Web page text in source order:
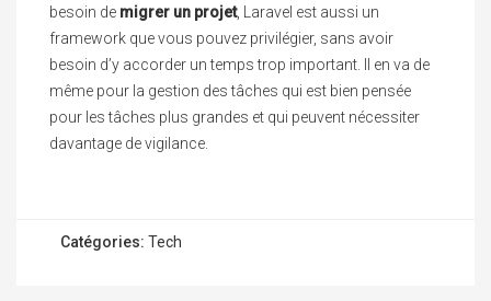
besoin de migrer un projet, Laravel est aussi un
framework que vous pouvez privilégier, sans avoir
besoin d’y accorder un temps trop important. Il en va de
même pour la gestion des tâches qui est bien pensée
pour les tâches plus grandes et qui peuvent nécessiter
davantage de vigilance.
Catégories: Tech